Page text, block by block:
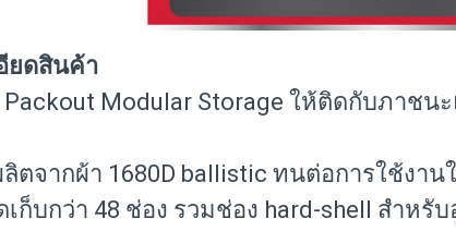
ยดสินค้า
Packout Modular Storage ให้ติดกับภาช
ลิตจากผ้า 1680D ballistic ทนต่อการใช้งาน
เก็บกว่า 48 ช่อง รวมช่อง hard-shell สำห